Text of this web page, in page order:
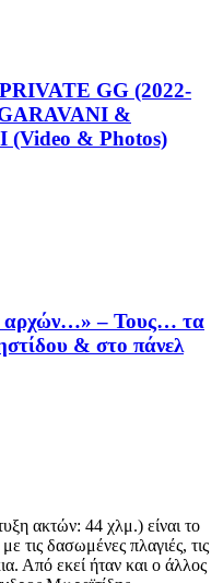
GG (2022-
&
& Photos)
αρχών…» – Τους… τα
& στο πάνελ
ακτών: 44 χλμ.) είναι το
τις δασωμένες πλαγιές, τις
Από εκεί ήταν και ο άλλος